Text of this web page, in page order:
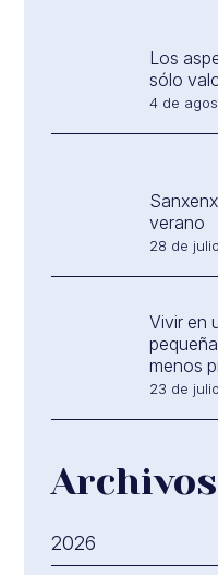
Los
sólo
4 de
verano
28 de
Vivir en
menos
23 de
Archivos
2026